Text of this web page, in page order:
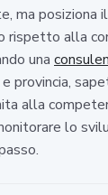
ma posiziona
rispetto alla
una
e provincia,
alla
lo